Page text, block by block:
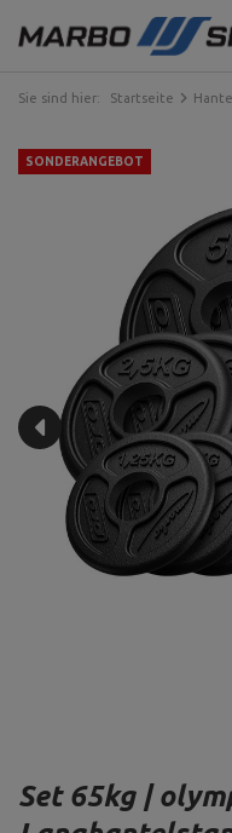
Sie sind hier: Startseite
SONDERANGEBOT
Set 65kg |